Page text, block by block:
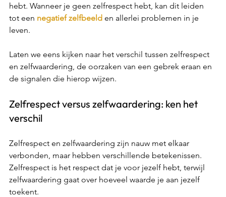
hebt. Wanneer je geen zelfrespect hebt, kan dit leiden
tot een negatief zelfbeeld en allerlei problemen in je
leven.
Laten we eens kijken naar het verschil tussen zelfrespect
en zelfwaardering, de oorzaken van een gebrek eraan en
de signalen die hierop wijzen.
Zelfrespect versus zelfwaardering: ken het
verschil
Zelfrespect en zelfwaardering zijn nauw met elkaar
verbonden, maar hebben verschillende betekenissen.
Zelfrespect is het respect dat je voor jezelf hebt, terwijl
zelfwaardering gaat over hoeveel waarde je aan jezelf
toekent.